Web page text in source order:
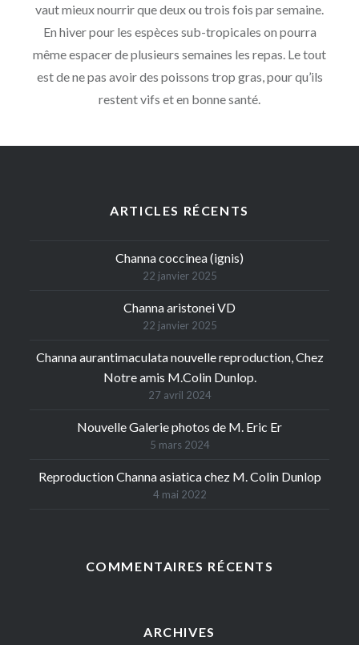
vaut mieux nourrir que deux ou trois fois par semaine.
En hiver pour les espèces sub-tropicales on pourra
même espacer de plusieurs semaines les repas. Le tout
est de ne pas avoir des poissons trop gras, pour qu’ils
restent vifs et en bonne santé.
ARTICLES RÉCENTS
Channa coccinea (ignis)
22 janvier 2025
Channa aristonei VD
22 janvier 2025
Channa aurantimaculata nouvelle reproduction, Chez
Notre amis M.Colin Dunlop.
27 avril 2024
Nouvelle Galerie photos de M. Eric Er
5 mars 2024
Reproduction Channa asiatica chez M. Colin Dunlop
4 mai 2022
COMMENTAIRES RÉCENTS
ARCHIVES